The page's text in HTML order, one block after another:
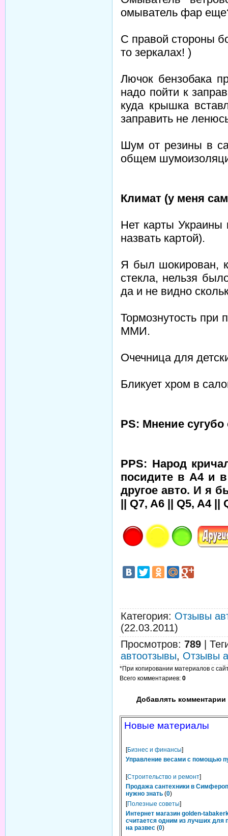
омыватель фар
С правой стороны
то зеркалах! )
Лючок бензобака
надо пойти к
куда крышка
заправить не
Шум от резины в
общем
Климат (у меня
Нет карты Украины
назвать картой).
Я был шокирован,
стекла, нельзя
да и не видно
Тормознутость при
ММИ.
Очечница для
Бликует хром в
PS: Мнение
PPS: Народ
посидите в А4 и
другое авто. И я
|| Q7, A6 || Q5, A4 ||
Категория: Отзывы
(22.03.2011)
Просмотров: 789
автоотзывы, Отзывы
*При копировании материалов с
Всего комментариев: 0
Добавлять комментарии
Новые материалы
[Бизнес и финансы]
Управление весами с помощью
[Строительство и ремонт]
Продажа сантехники в
нужно знать (0)
[Полезные советы]
Интернет магазин golden-
считается одним из лучших для
на развес (0)